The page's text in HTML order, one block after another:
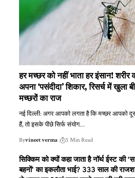
हर मच्छर को नहीं भाता हर इंसान!
अपना ‘पसंदीदा’ शिकार, रिसर्च में खुला
मच्छरों का राज
नई दिल्ली: अगर आपको लगता है कि मच्छर आपको
हैं, तो इसके पीछे सिर्फ संयोग…
Byvineet verma 5 Min Read
सिक्किम को क्यों कहा जाता है नॉर्थ ईस्ट की
बहनों’ का इकलौता भाई? 333 साल की